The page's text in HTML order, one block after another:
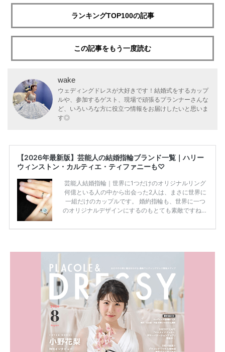
ランキングTOP100の記事
この記事をもう一度読む
wake
ウェディングドレスが大好きです！結婚式をするカップ
ルや、参加するゲスト、現場で頑張るプランナーさんな
ど、いろいろな方に役立つ情報をお届けしたいと思いま
す◎
【2026年最新版】芸能人の結婚指輪ブランド一覧｜ハリー
ウィンストン・カルティエ・ティファニーも♡
芸能人結婚指輪｜世界に1つだけのオリジナルリング
何億といる人の中から出会った2人は、まさに世界に
一組だけのカップルです。 婚約指輪も、世界に一つ
のオリジナルデザインにするのもとても素敵ですね♡
のを形にするのも想い出になります。 上戸彩さん・H
は、HIROさんの お知り合いのデザイナーに頼んだ特
注品とのこと。 ダイヤモンドがたくさん散りばめら
続きを読む